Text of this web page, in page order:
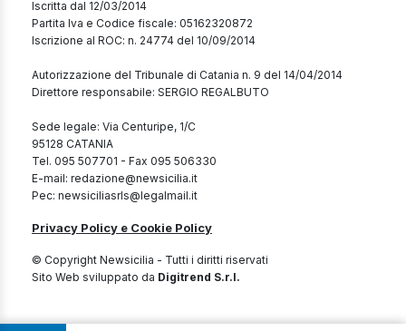
Iscritta dal 12/03/2014
Partita Iva e Codice fiscale: 05162320872
Iscrizione al ROC: n. 24774 del 10/09/2014
Autorizzazione del Tribunale di Catania n. 9 del 14/04/2014
Direttore responsabile: SERGIO REGALBUTO
Sede legale: Via Centuripe, 1/C
95128 CATANIA
Tel. 095 507701 - Fax 095 506330
E-mail: redazione@newsicilia.it
Pec: newsiciliasrls@legalmail.it
Privacy Policy e Cookie Policy
© Copyright Newsicilia - Tutti i diritti riservati
Sito Web sviluppato da Digitrend S.r.l.